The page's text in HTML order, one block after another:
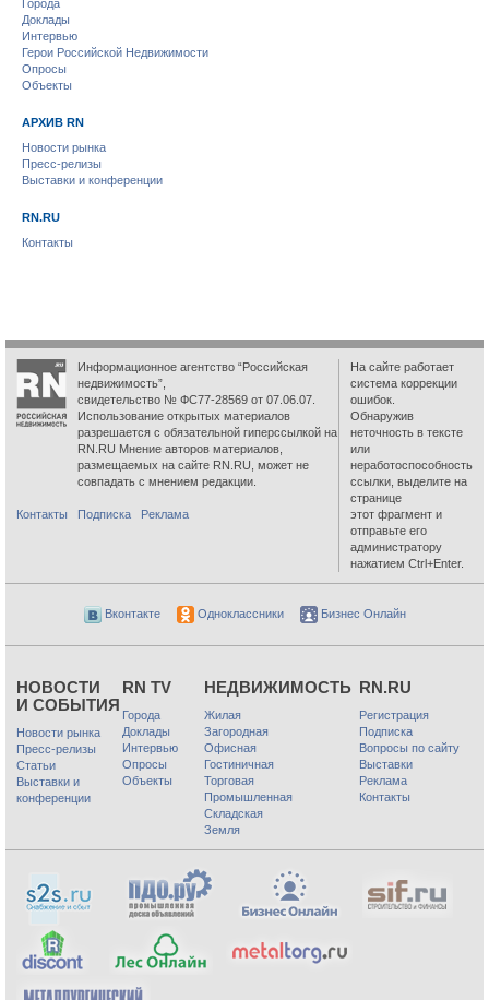
Города
Доклады
Интервью
Герои Российской Недвижимости
Опросы
Объекты
АРХИВ RN
Новости рынка
Пресс-релизы
Выставки и конференции
RN.RU
Контакты
Информационное агентство “Российская
недвижимость”,
свидетельство № ФС77-28569 от 07.06.07.
Использование открытых материалов
разрешается с обязательной гиперссылкой на
RN.RU Мнение авторов материалов,
размещаемых на сайте RN.RU, может не
совпадать с мнением редакции.
Контакты Подписка Реклама
На сайте работает
система коррекции
ошибок.
Обнаружив
неточность в тексте
или
неработоспособность
ссылки, выделите на
странице
этот фрагмент и
отправьте его
администратору
нажатием Ctrl+Enter.
Вконтакте Одноклассники Бизнес Онлайн
НОВОСТИ
И СОБЫТИЯ
Новости рынка
Пресс-релизы
Статьи
Выставки и
конференции
RN TV
Города
Доклады
Интервью
Опросы
Объекты
НЕДВИЖИМОСТЬ
Жилая
Загородная
Офисная
Гостиничная
Торговая
Промышленная
Складская
Земля
RN.RU
Регистрация
Подписка
Вопросы по сайту
Выставки
Реклама
Контакты